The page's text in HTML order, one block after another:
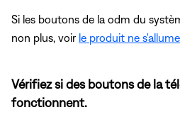
Si les boutons de la odm du
non plus, voir le produit ne
Vérifiez si des boutons de la
fonctionnent.